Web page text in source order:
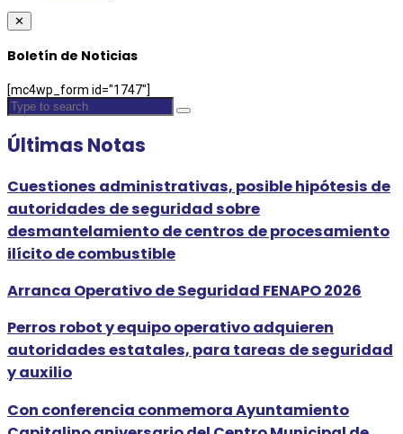
✕
Boletín de Noticias
[mc4wp_form id="1747"]
Últimas Notas
Cuestiones administrativas, posible hipótesis de
autoridades de seguridad sobre
desmantelamiento de centros de procesamiento
ilícito de combustible
Arranca Operativo de Seguridad FENAPO 2026
Perros robot y equipo operativo adquieren
autoridades estatales, para tareas de seguridad
y auxilio
Con conferencia conmemora Ayuntamiento